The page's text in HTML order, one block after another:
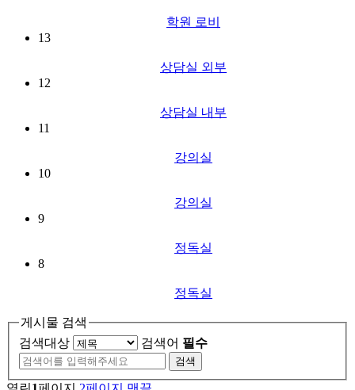
학원 로비
13
상담실 외부
12
상담실 내부
11
강의실
10
강의실
9
정독실
8
정독실
게시물 검색
검색대상
검색어 필수